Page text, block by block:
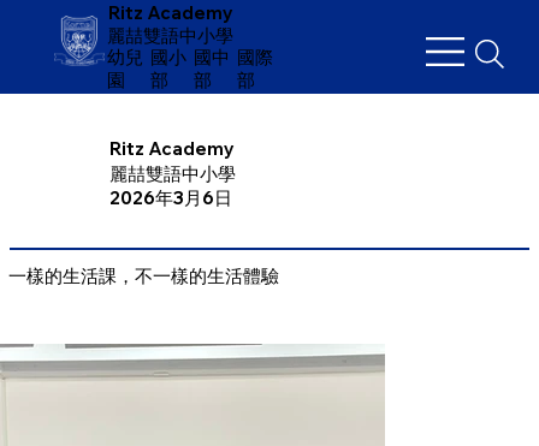
Ritz Academy
麗喆雙語中小學
幼兒
園
​國小
部
國中
部
國際
部
Ritz Academy
麗喆雙語中小學
2026年3月6日
一樣的生活課，不一樣的生活體驗